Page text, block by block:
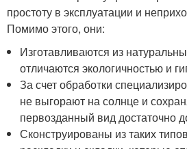
простоту в эксплуатации и
Помимо этого, они:
Изготавливаются из
отличаются экологичностью и
За счет обработки
не выгорают на солнце и
первозданный вид достаточно
Сконструированы из таких